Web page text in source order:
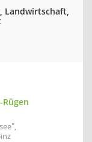
Landwirtschaft,